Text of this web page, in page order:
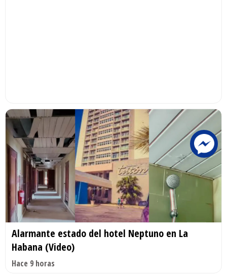
Alarmante estado del hotel Neptuno en La
Habana (Video)
Hace 9 horas